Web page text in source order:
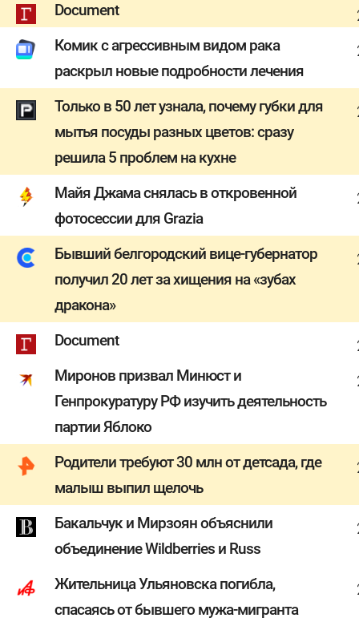
Document
Комик с агрессивным видом рака
раскрыл новые подробности лечения
Только в 50 лет узнала, почему губки для
мытья посуды разных цветов: сразу
решила 5 проблем на кухне
Майя Джама снялась в откровенной
фотосессии для Grazia
Бывший белгородский вице-губернатор
получил 20 лет за хищения на «зубах
дракона»
Document
Миронов призвал Минюст и
Генпрокуратуру РФ изучить деятельность
партии Яблоко
Родители требуют 30 млн от детсада, где
малыш выпил щелочь
Бакальчук и Мирзоян объяснили
объединение Wildberries и Russ
Жительница Ульяновска погибла,
спасаясь от бывшего мужа-мигранта